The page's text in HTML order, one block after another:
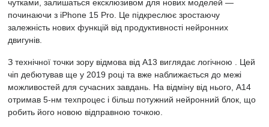
чутками, залишаться ексклюзивом для нових моделей —
починаючи з iPhone 15 Pro. Це підкреслює зростаючу
залежність нових функцій від продуктивності нейронних
двигунів.
З технічної точки зору відмова від A13 виглядає логічною . Цей
чіп дебютував ще у 2019 році та вже наближається до межі
можливостей для сучасних завдань. На відміну від нього, A14
отримав 5-нм техпроцес і більш потужний нейронний блок, що
робить його новою відправною точкою.